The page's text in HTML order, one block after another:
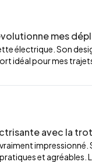
mes
électrique. Son
idéal pour mes
avec la
et